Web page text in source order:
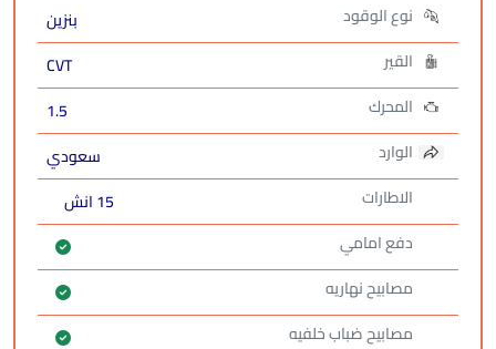
نوع الوقود
بنزين
القير
CVT
المحرك
1.5
الوارد
سعودي
الاطارات
15 انش
دفع امامي
مصابيح نهاريه
مصابيح ضباب خلفيه